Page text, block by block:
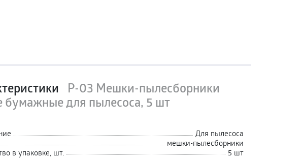
P-03 Мешки-пылесборники
бумажные для пылесоса, 5 шт
Для пылесоса
мешки-пылесборники
в упаковке, шт.
5 шт